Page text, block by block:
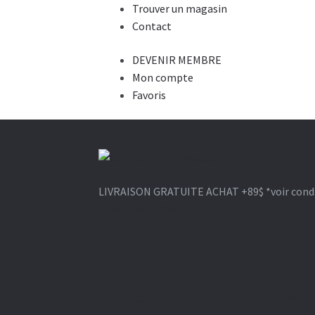
Trouver un magasin
Contact
DEVENIR MEMBRE
Mon compte
Favoris
Aller
la
Aller
contenu
LIVRAISON GRATUITE ACHAT +89$ *voir